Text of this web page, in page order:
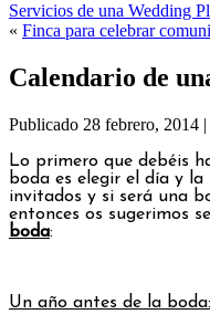
Servicios de una Wedding
« Finca para celebrar
Calendario de
Publicado 28 febrero, 2014 |
Lo primero que debéis
boda es elegir el día y
invitados y si será una
entonces os sugerimos
boda:
Un año antes de la boda: